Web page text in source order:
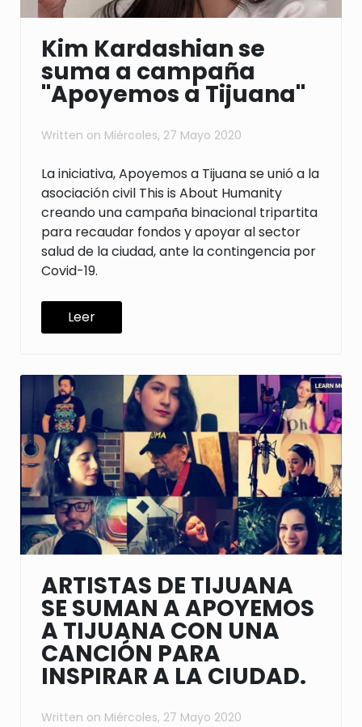
Kim Kardashian se
suma a campaña
''Apoyemos a Tijuana''
Written on Miércoles, 27 Mayo 2020
La iniciativa, Apoyemos a Tijuana se unió a la
asociación civil This is About Humanity
creando una campaña binacional tripartita
para recaudar fondos y apoyar al sector
salud de la ciudad, ante la contingencia por
Covid-19.
Leer
ARTISTAS DE TIJUANA
SE SUMAN A APOYEMOS
A TIJUANA CON UNA
CANCIÓN PARA
INSPIRAR A LA CIUDAD.
Written on Miércoles, 27 Mayo 2020